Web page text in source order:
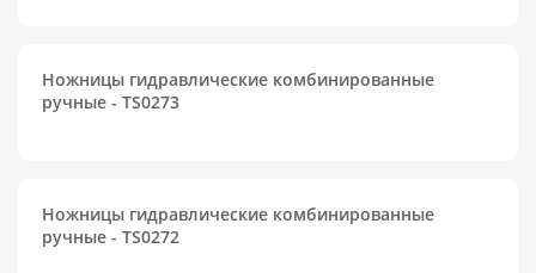
Ножницы гидравлические комбинированные
ручные - TS0273
Ножницы гидравлические комбинированные
ручные - TS0272